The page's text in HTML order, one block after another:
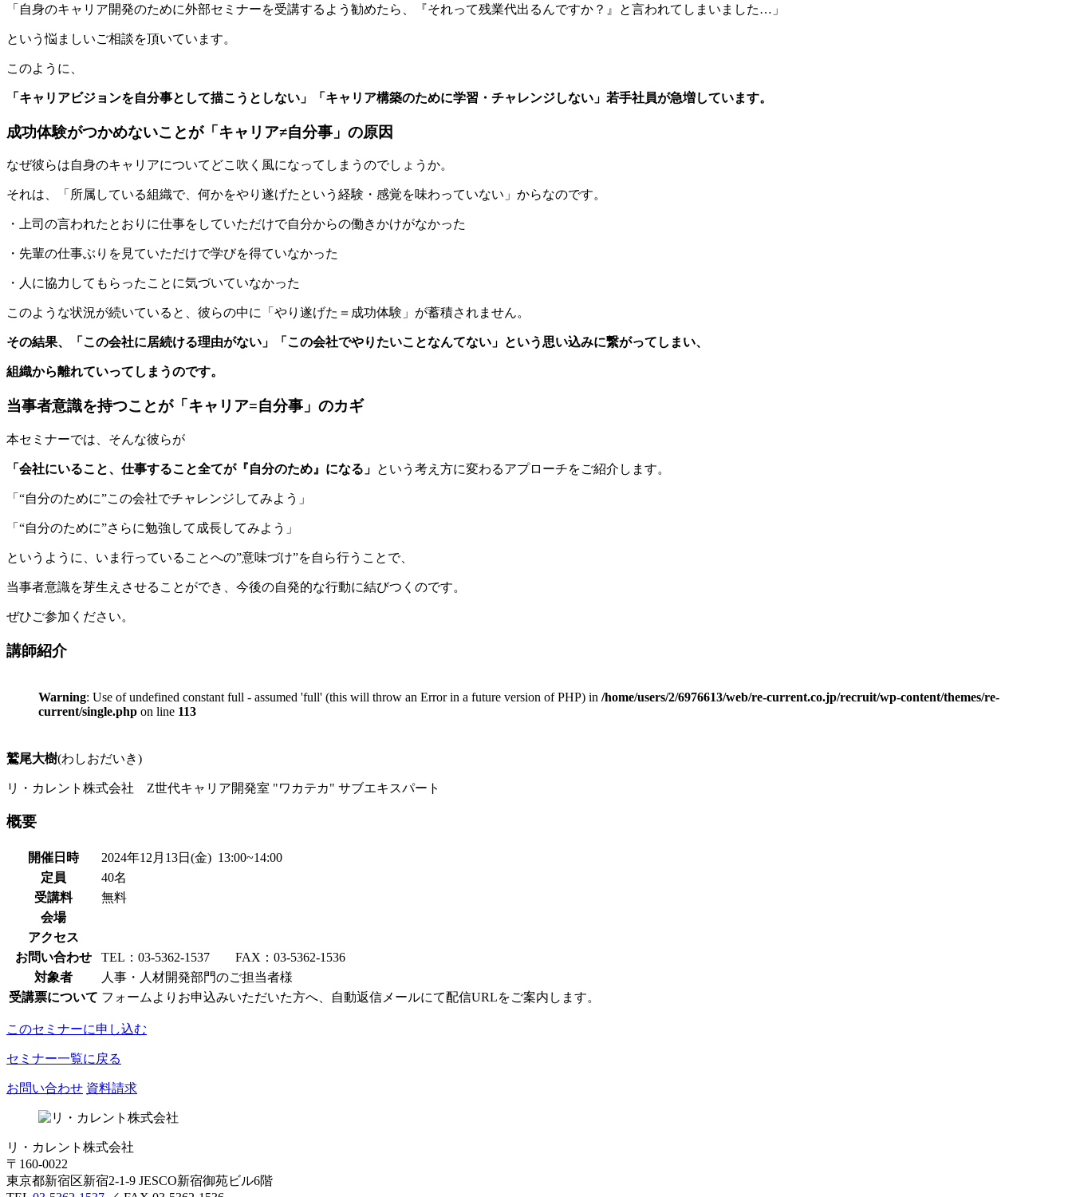
「自身のキャリア開発のために外部セミナーを受講するよう勧めたら、『それって残業代出るんですか？』と言われてしまいました…」
という悩ましいご相談を頂いています。
このように、
「キャリアビジョンを自分事として描こうとしない」「キャリア構築のために学習・チャレンジしない」若手社員が急増しています。
成功体験がつかめないことが「キャリア≠自分事」の原因
なぜ彼らは自身のキャリアについてどこ吹く風になってしまうのでしょうか。
それは、「所属している組織で、何かをやり遂げたという経験・感覚を味わっていない」からなのです。
・上司の言われたとおりに仕事をしていただけで自分からの働きかけがなかった
・先輩の仕事ぶりを見ていただけで学びを得ていなかった
・人に協力してもらったことに気づいていなかった
このような状況が続いていると、彼らの中に「やり遂げた＝成功体験」が蓄積されません。
その結果、「この会社に居続ける理由がない」「この会社でやりたいことなんてない」という思い込みに繋がってしまい、
組織から離れていってしまうのです。
当事者意識を持つことが「キャリア=自分事」のカギ
本セミナーでは、そんな彼らが
「会社にいること、仕事すること全てが『自分のため』になる」 という考え方に変わるアプローチをご紹介します。
「“自分のために”この会社でチャレンジしてみよう」
「“自分のために”さらに勉強して成長してみよう」
というように、いま行っていることへの”意味づけ”を自ら行うことで、
当事者意識を芽生えさせることができ、今後の自発的な行動に結びつくのです。
ぜひご参加ください。
講師紹介
Warning: Use of undefined constant full - assumed 'full' (this will throw an Error in a future version of PHP) in /home/users/2/6976613/web/re-current.co.jp/recruit/wp-content/themes/re-
current/single.php on line 113
鷲尾大樹(わしおだいき)
リ・カレント株式会社 Z世代キャリア開発室 "ワカテカ" サブエキスパート
概要
開催日時
2024年12月13日(金) 13:00~14:00
定員
40名
受講料
無料
会場
アクセス
お問い合わせ
TEL：03-5362-1537 FAX：03-5362-1536
対象者
人事・人材開発部門のご担当者様
受講票について フォームよりお申込みいただいた方へ、自動返信メールにて配信URLをご案内します。
このセミナーに申し込む
セミナー一覧に戻る
お問い合わせ 資料請求
リ・カレント株式会社
〒160-0022
東京都新宿区新宿2-1-9 JESCO新宿御苑ビル6階